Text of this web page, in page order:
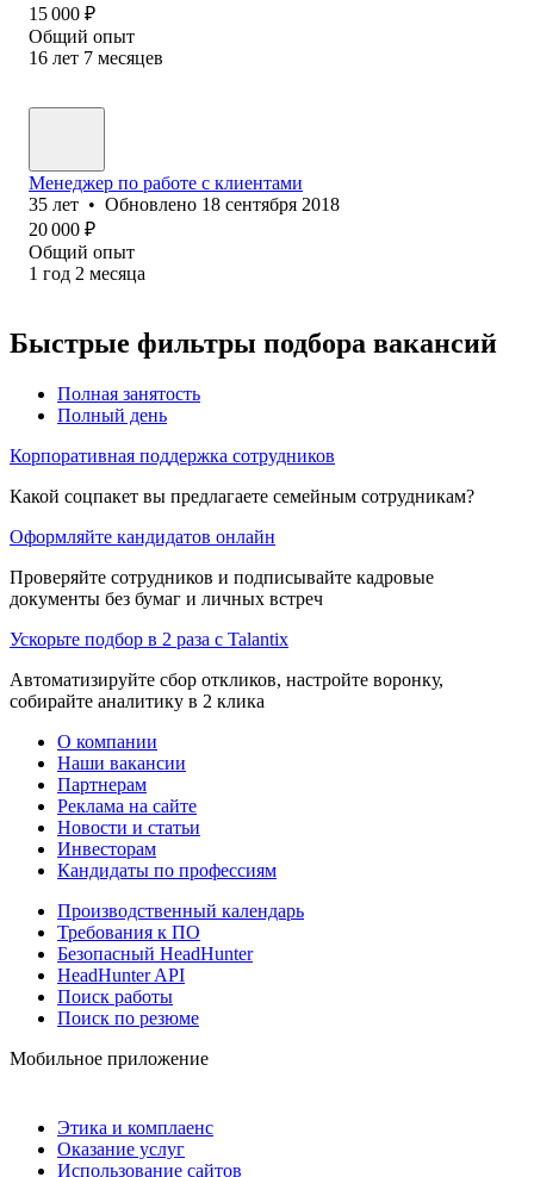
15 000 ₽
Общий опыт
16 лет 7 месяцев
Менеджер по работе с клиентами
35 лет • Обновлено 18 сентября 2018
20 000 ₽
Общий опыт
1 год 2 месяца
Быстрые фильтры подбора вакансий
Полная занятость
Полный день
Корпоративная поддержка сотрудников
Какой соцпакет вы предлагаете семейным сотрудникам?
Оформляйте кандидатов онлайн
Проверяйте сотрудников и подписывайте кадровые
документы без бумаг и личных встреч
Ускорьте подбор в 2 раза с Talantix
Автоматизируйте сбор откликов, настройте воронку,
собирайте аналитику в 2 клика
О компании
Наши вакансии
Партнерам
Реклама на сайте
Новости и статьи
Инвесторам
Кандидаты по профессиям
Производственный календарь
Требования к ПО
Безопасный HeadHunter
HeadHunter API
Поиск работы
Поиск по резюме
Мобильное приложение
Этика и комплаенс
Оказание услуг
Использование сайтов